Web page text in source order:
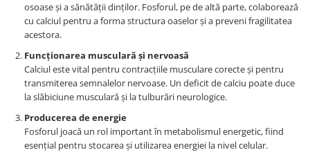
osoase și a sănătății dinților. Fosforul, pe de altă parte, colaborează
cu calciul pentru a forma structura oaselor și a preveni fragilitatea
acestora.
Funcționarea musculară și nervoasă
Calciul este vital pentru contracțiile musculare corecte și pentru
transmiterea semnalelor nervoase. Un deficit de calciu poate duce
la slăbiciune musculară și la tulburări neurologice.
Producerea de energie
Fosforul joacă un rol important în metabolismul energetic, fiind
esențial pentru stocarea și utilizarea energiei la nivel celular.